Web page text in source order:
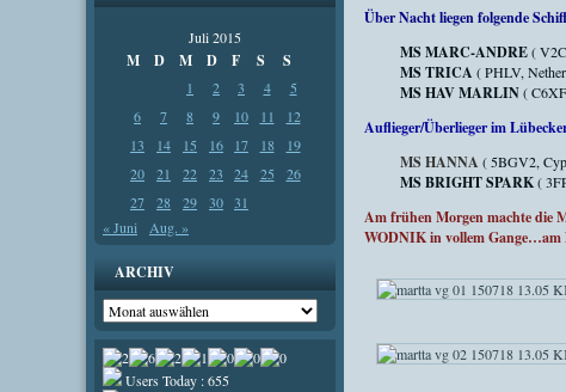
Juli 2015
M D M D F S S
1 2 3 4
5
6
7 8 9 10 11
12
13
14 15 16 17 18
19
20
21 22 23 24 25
26
27
28 29 30 31
« Juni
Aug. »
ARCHIV
Archiv
Users Today : 655
Über Nacht liegen folgende
MS MARC-ANDRE(
MS TRICA ( PHLV,
MS HAV MARLIN(
Auflieger/Überlieger im
MS HANNA ( 5BGV2,
MS BRIGHT SPARK(
Am frühen Morgen machte die
WODNIK in vollem Gange…am